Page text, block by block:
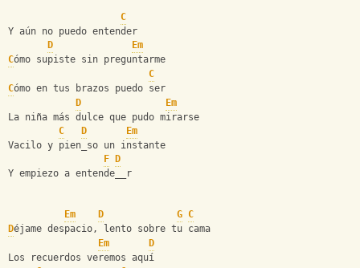
C
Y aún no puedo entender
D
Em
Cómo supiste sin preguntarme
C
Cómo en tus brazos puedo ser
D
Em
La niña más dulce que pudo mirarse
C
D
Em
Vacilo y pien_so un instante
F
D
Y empiezo a entende__r
Em D G C
Déjame despacio, lento sobre tu cama
Em
D
Los recuerdos veremos aquí